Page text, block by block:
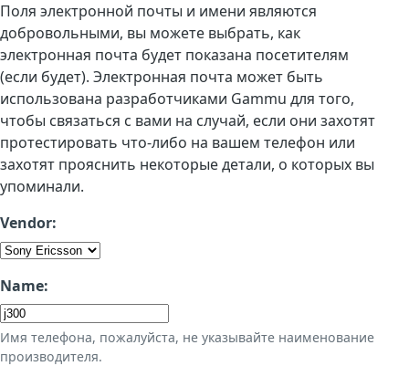
Поля электронной почты и имени являются
добровольными, вы можете выбрать, как
электронная почта будет показана посетителям
(если будет). Электронная почта может быть
использована разработчиками Gammu для того,
чтобы связаться с вами на случай, если они захотят
протестировать что-либо на вашем телефон или
захотят прояснить некоторые детали, о которых вы
упоминали.
Vendor:
Name:
Имя телефона, пожалуйста, не указывайте наименование
производителя.